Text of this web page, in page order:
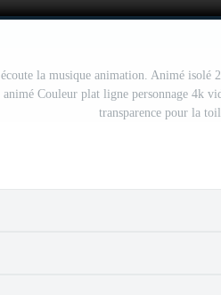
écoute la musique animation. Animé isolé
animé Couleur plat ligne personnage 4k
transparence pour la